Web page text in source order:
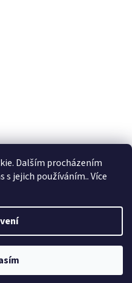
Dalším procházením
jejich používáním.. Více